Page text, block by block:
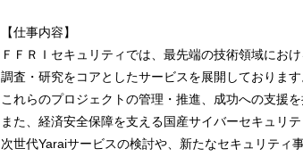
【仕事内容】
ＦＦＲＩセキュリティでは、最先端の技術領域にお
調査・研究をコアとしたサービスを展開しております
これらのプロジェクトの管理・推進、成功への支援を
また、経済安全保障を支える国産サイバーセキュリテ
次世代Yaraiサービスの検討や、新たなセキュリティ